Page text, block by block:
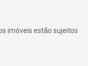
imóveis estão sujeitos